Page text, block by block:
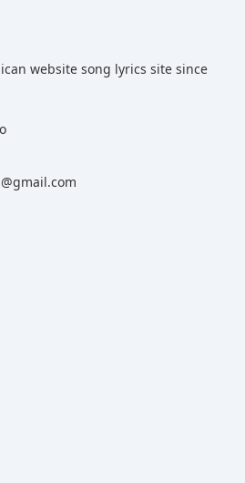
website song lyrics site since